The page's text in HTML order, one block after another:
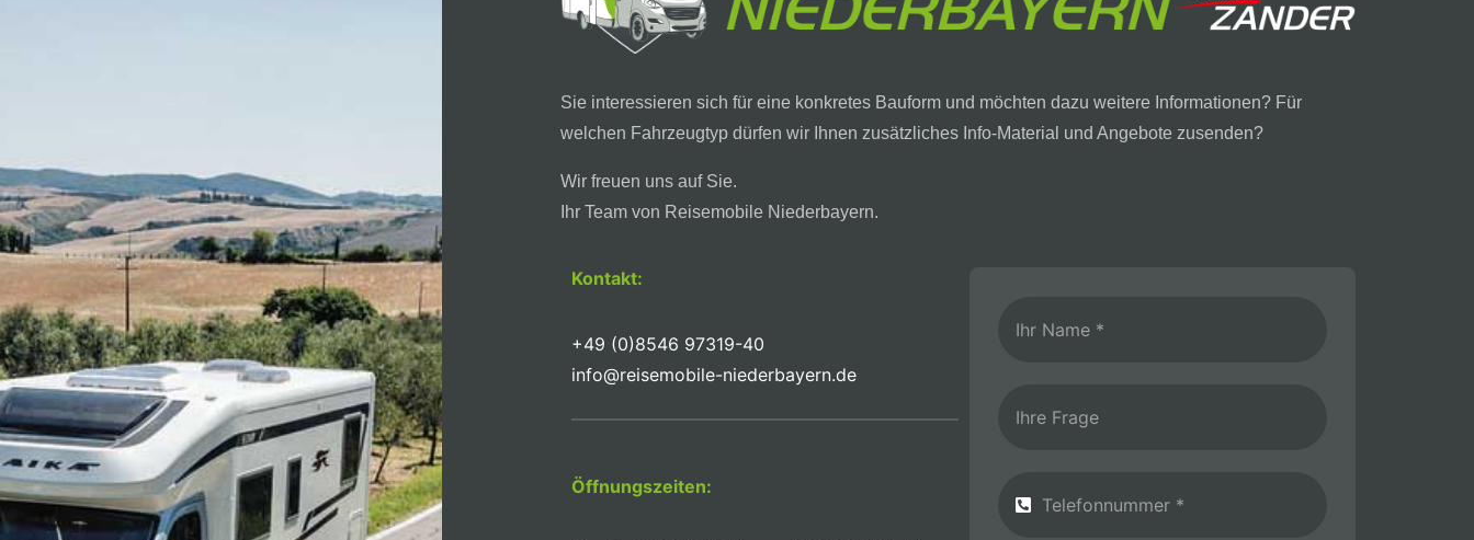
Sie interessieren sich für eine konkretes Bauform und möchten dazu weitere Informationen? Für
welchen Fahrzeugtyp dürfen wir Ihnen zusätzliches Info-Material und Angebote zusenden?
Wir freuen uns auf Sie.
Ihr Team von Reisemobile Niederbayern.
Kontakt:
+49 (0)8546 97319-40
info@reisemobile-niederbayern.de
Öffnungszeiten: